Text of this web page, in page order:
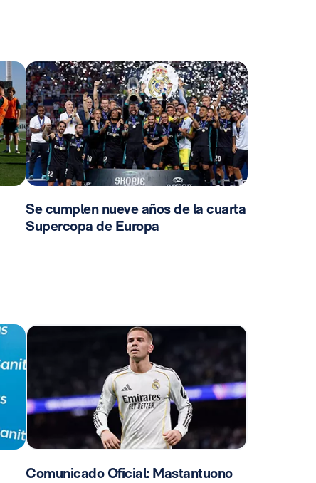
Se cumplen nueve años de la cuarta
Supercopa de Europa
Comunicado Oficial: Mastantuono